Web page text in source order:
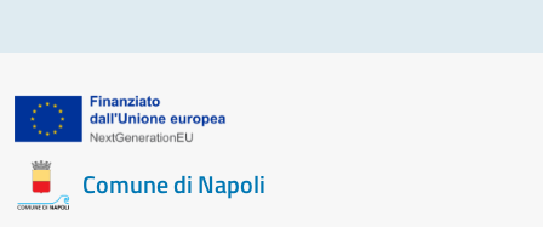
Comune di Napoli